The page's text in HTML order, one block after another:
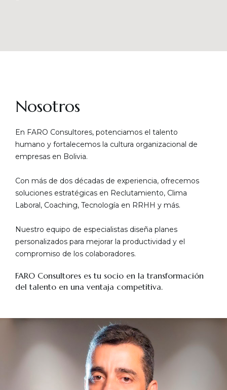
Nosotros
En FARO Consultores, potenciamos el talento
humano y fortalecemos la cultura organizacional de
empresas en Bolivia.
Con más de dos décadas de experiencia, ofrecemos
soluciones estratégicas en Reclutamiento, Clima
Laboral, Coaching, Tecnología en RRHH y más.
Nuestro equipo de especialistas diseña planes
personalizados para mejorar la productividad y el
compromiso de los colaboradores.
FARO Consultores es tu socio en la transformación
del talento en una ventaja competitiva.